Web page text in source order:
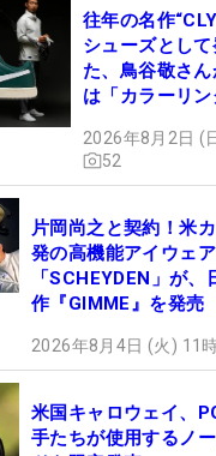
往年の名作
シューズとし
た、鳥谷敬さ
は「カラーリン
2026年8月2日 (
52
片岡尚之と契約！米
発の高機能アイウェア
「SCHEYDEN」が
作『GIMME』を発売
2026年8月4日 (火) 11
米国キャロウェイ、
手たちが使用するノ